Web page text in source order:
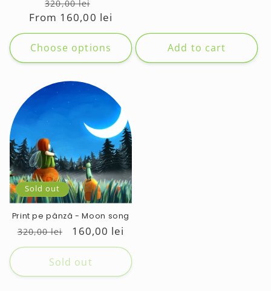
price
320,00 lei
price
From 160,00 lei
Choose options Add to cart
Sold out
Print pe pânză - Moon song
Regular
price
320,00 lei
Sale
price
160,00 lei
Sold out